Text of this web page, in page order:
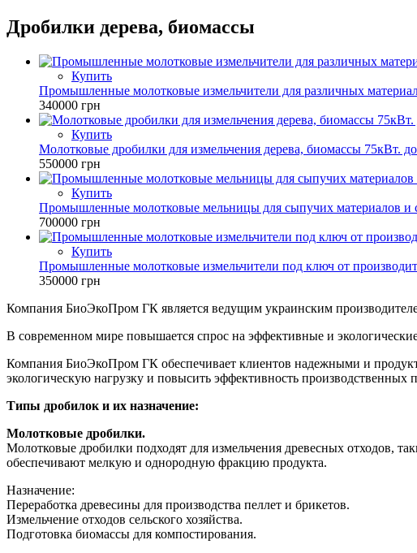
Дробилки дерева, биомассы
Купить
Промышленные молотковые измельчители для различных
340000 грн
Купить
Молотковые дробилки для измельчения дерева, биомассы 75кВт.
550000 грн
Купить
Промышленные молотковые мельницы для сыпучих материалов и
700000 грн
Купить
Промышленные молотковые измельчители под ключ от
350000 грн
Компания БиоЭкоПром ГК является ведущим украинским
В современном мире повышается спрос на эффективные и
Компания БиоЭкоПром ГК обеспечивает клиентов надежными и
экологическую нагрузку и повысить эффективность производственных
Типы дробилок и их назначение:
Молотковые дробилки.
Молотковые дробилки подходят для измельчения древесных отходов,
обеспечивают мелкую и однородную фракцию продукта.
Назначение:
Переработка древесины для производства пеллет и брикетов.
Измельчение отходов сельского хозяйства.
Подготовка биомассы для компостирования.